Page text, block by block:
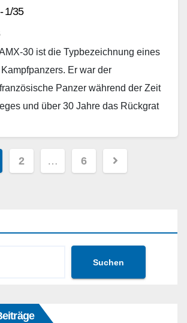
1/35
30 ist die Typbezeichnung eines
Er war der
Panzer während der Zeit
und über 30 Jahre das Rückgrat
2 … 6
Suchen